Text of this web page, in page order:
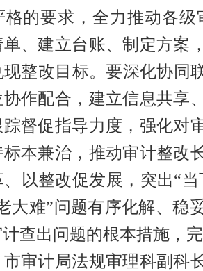
格的要求，全力推动各
、建立台账、制定方案
整改目标。要深化协同
协作配合，建立信息共享
督促指导力度，强化对
标本兼治，推动审计整改
以整改促发展，突出“
大难”问题有序化解、稳
查出问题的根本措施，
审计局法规审理科副科